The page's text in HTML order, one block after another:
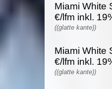
Miami White
€/lfm inkl.
((glatte kante))
Miami White
€/lfm inkl.
((glatte kante))